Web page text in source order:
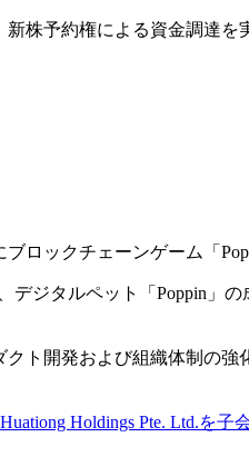
株予約権による資金調達を
ロックチェーンゲーム「
デジタルペット「Poppin
ト開発および組織体制の強
Holdings Pte. Ltd.を子